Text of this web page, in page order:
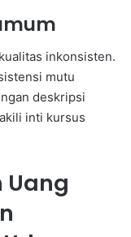
inkonsisten.
mutu
deskripsi
inti kursus